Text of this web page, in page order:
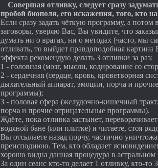
Совершая отливку, следует сразу
пробой биополя, его искажения, того, кто
Если сразу задать чёткую программу, а потом
заговоры, уверяю Вас, Вы увидите, что
думать ни о врагах, ни о методах (часто, мы
отливать, то выйдет правдоподобная
эффекта рекомендую делать 3 отливки за раз:
1 - головная (мозг, мысли, кодирование со
2 - сердечная (сердце, кровь, кроветворная
дыхательный аппарат, эмоции, порча и
программы);
3 - половая сфера (желудочно-кишечный
порча и прочие отрицательные программы).
Ждёте, пока отливка застынет,
водяной бане (или плитке) и читаете, стоя
Вы отсылаете назад порчу, частично
преисподнюю. Тем, кто обладает
хорошо видна данная процедура в астральном
За один сеанс кто-то делает 1 отливку, кто-